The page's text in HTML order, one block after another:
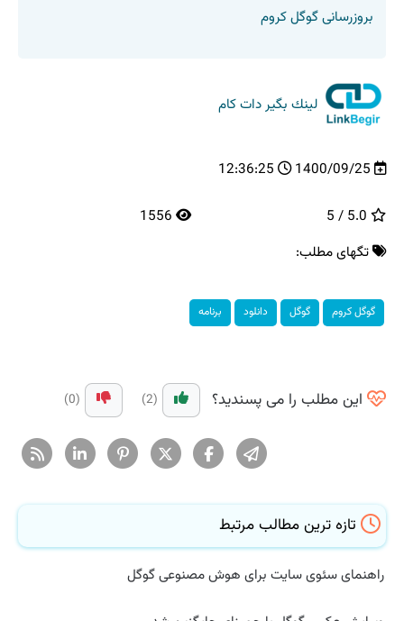
بروزرسانی گوگل کروم
لینك بگیر دات كام
1400/09/25
12:36:25
تگهای مطلب:
گوگل كروم گوگل دانلود برنامه
این مطلب را می پسندید؟ (2)
(0)
تازه ترین مطالب مرتبط
راهنمای سئوی سایت برای هوش مصنوعی گوگل